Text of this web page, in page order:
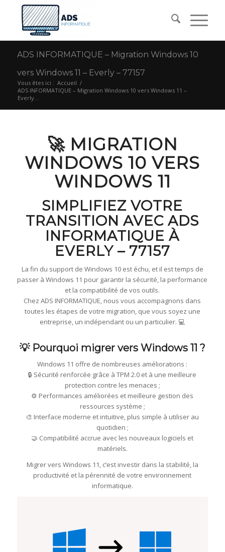
ADS INFORMATIQUE – Migration Windows 10
vers Windows 11 – Everly – 77157
Vous êtes ici : Accueil /
ADS INFORMATIQUE – Migration Windows 10 vers Windows 11 –
Everly...
🚀 MIGRATION
WINDOWS 10 VERS
WINDOWS 11
SIMPLIFIEZ VOTRE
TRANSITION AVEC ADS
INFORMATIQUE À
EVERLY – 77157
La fin du support de Windows 10 est échu, et il est temps de
passer à Windows 11 pour garantir la sécurité, la performance
et la compatibilité de vos outils.
Chez ADS INFORMATIQUE, nous vous accompagnons dans
toutes les étapes de votre migration, que vous soyez une
entreprise, un indépendant ou un particulier. 💻
💡 Pourquoi migrer vers Windows 11 ?
Windows 11 offre de nombreuses améliorations :
🔒 Sécurité renforcée grâce à TPM 2.0 et à une meilleure
protection contre les menaces ;
⚙️ Performances améliorées et meilleure gestion des
ressources système ;
🎨 Interface moderne et intuitive, plus simple à utiliser au
quotidien ;
🤝 Compatibilité accrue avec les nouveaux logiciels et
matériels.
Migrer vers Windows 11, c’est investir dans la stabilité, la
productivité et la pérennité de votre environnement
informatique.